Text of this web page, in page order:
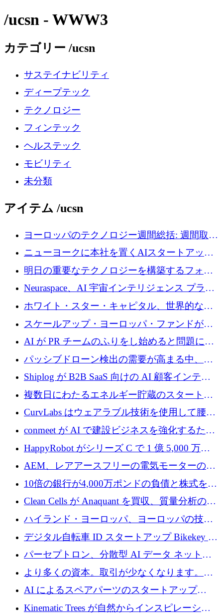
/ucsn - WWW3
カテゴリー /ucsn
サステイナビリティ
ディープテック
テクノロジー
フィンテック
ヘルステック
モビリティ
未分類
アイテム /ucsn
ヨーロッパのテクノロジー週間総括: 週間取引
額 8 億 7,800 万ユーロと 2026 年上半期の主要
ニューヨークに本社を置くAIスタートアップ
Modal Labsがロンドンオフィスを開設
明日の重要なテクノロジーを構築するフォト
ニクスのスケールアップに対応する
Neuraspace、AI 宇宙インテリジェンス プラッ
トフォームの拡大に 1,560 万ユーロを投資
ホワイト・スター・キャピタル、世界的なス
タートアップをシリーズAからBまで支援する
ために2億5,000万ドルのファンドIVを閉鎖
スケールアップ・ヨーロッパ・ファンドが初
の投資を行い、Iceeyeの10億ユーロのラウンド
を共同主導
AI が PR チームのふりをし始めると問題にな
ります
パッシブドローン検出の需要が高まる中、
Monava が資金調達ラウンドを終了
Shiplog が B2B SaaS 向けの AI 顧客インテリ
ジェンスを構築するために 100 万ドルを調達
複数日にわたるエネルギー貯蔵のスタートア
ップ、Ore Energy が新たな投資ラウンドで
CurvLabs はウェアラブル技術を使用して腰痛
治療をどのように再考しているか
conmeet が AI で建設ビジネスを強化するため
に 600 万ユーロを調達
HappyRobot がシリーズ C で 1 億 5,000 万ド
ルを獲得し、企業運営向けにエージェント AI
を拡張
AEM、レアアースフリーの電気モーターの革
新を加速するために1,600万ポンドを確保
10倍の銀行が4,000万ポンドの負債と株式を調
達
Clean Cells が Anaquant を買収、質量分析の専
門知識によるバイオ医薬品の品質管理を拡大
ハイランド・ヨーロッパ、ヨーロッパの技術
規模拡大を支援するために11億ユーロのファ
ンドVIを閉鎖
デジタル自転車 ID スタートアップ Bikekey が
TÖNNJES への投資を確保
パーセプトロン、分散型 AI データ ネットワ
ークの構築に 650 万ドルを調達
より多くの資本。取引が少なくなります。
2026 年上半期がヨーロッパのテクノロジーに
ついて語ること
AI によるスペアパーツのスタートアップ
Intropy が 1,100 万ドルを調達
Kinematic Trees が自然からインスピレーショ